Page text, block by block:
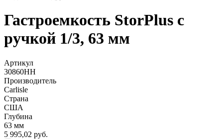
Гастроемкость StorPlus с
ручкой 1/3, 63 мм
Артикул
30860HH
Производитель
Carlisle
Страна
США
Глубина
63 мм
5 995,02 руб.